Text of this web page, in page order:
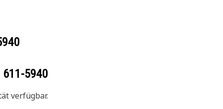
611-5940
verfügbar.